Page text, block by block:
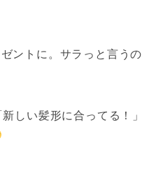
ントに。サラっと言うの
新しい髪形に合ってる！」